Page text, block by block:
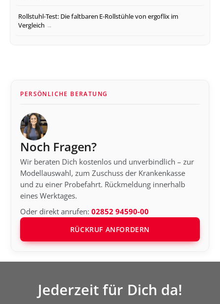
Rollstuhl-Test: Die faltbaren E-Rollstühle von ergoflix im
Vergleich
PERSÖNLICHE BERATUNG
Noch Fragen?
Wir beraten Dich kostenlos und unverbindlich – zur
Modellauswahl, zum Zuschuss der Krankenkasse
und zu einer Probefahrt. Rückmeldung innerhalb
eines Werktages.
Oder direkt anrufen:02852 94590-00
RÜCKRUF ANFORDERN
Jederzeit für Dich da!